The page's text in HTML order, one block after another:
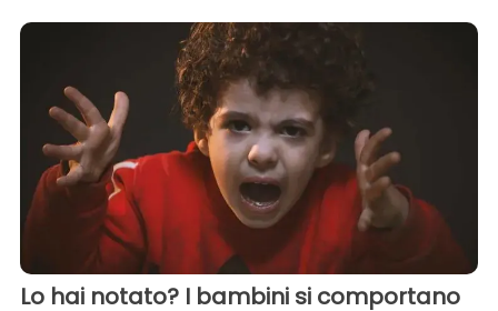
Lo hai notato? I bambini si comportano